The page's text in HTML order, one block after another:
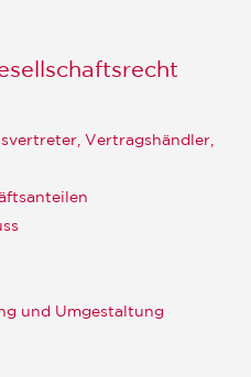
Vertragshändler,
und Umgestaltung